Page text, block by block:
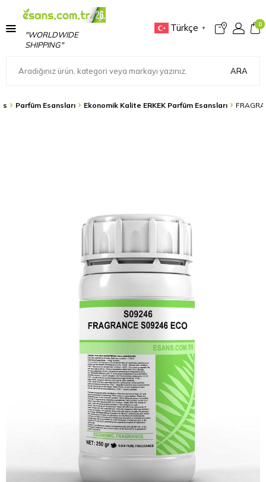
"WORLDWIDE
SHIPPING"
Türkçe ▼
0
ARA
Parfüm Esansları Ekonomik Kalite ERKEK Parfüm Esansları